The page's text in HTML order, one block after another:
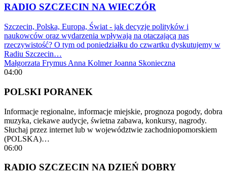
RADIO SZCZECIN NA WIECZÓR
Szczecin, Polska, Europa, Świat - jak decyzje polityków i
naukowców oraz wydarzenia wpływają na otaczającą nas
rzeczywistość? O tym od poniedziałku do czwartku dyskutujemy w
Radiu Szczecin…
Małgorzata Frymus Anna Kolmer Joanna Skonieczna
04:00
POLSKI PORANEK
Informacje regionalne, informacje miejskie, prognoza pogody, dobra
muzyka, ciekawe audycje, świetna zabawa, konkursy, nagrody.
Słuchaj przez internet lub w województwie zachodniopomorskiem
(POLSKA)…
06:00
RADIO SZCZECIN NA DZIEŃ DOBRY